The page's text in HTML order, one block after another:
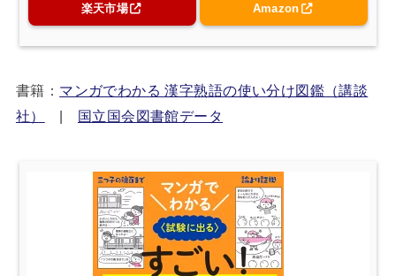
楽天市場 Amazon
書籍： マンガでわかる 漢字熟語の使い分け図鑑（講談
社）
国立国会図書館データ